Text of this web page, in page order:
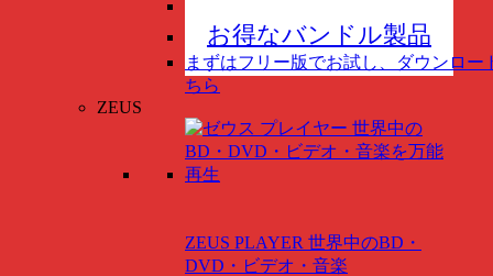
お得なバンドル製品
まずはフリー版でお試し、ダウンロー
ちら
ZEUS
ZEUS PLAYER 世界中のBD・
DVD・ビデオ・音楽